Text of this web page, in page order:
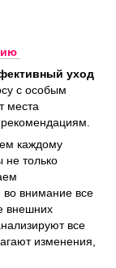
уход
с особым
места
каждому
только
во внимание все
внешних
все
изменения,